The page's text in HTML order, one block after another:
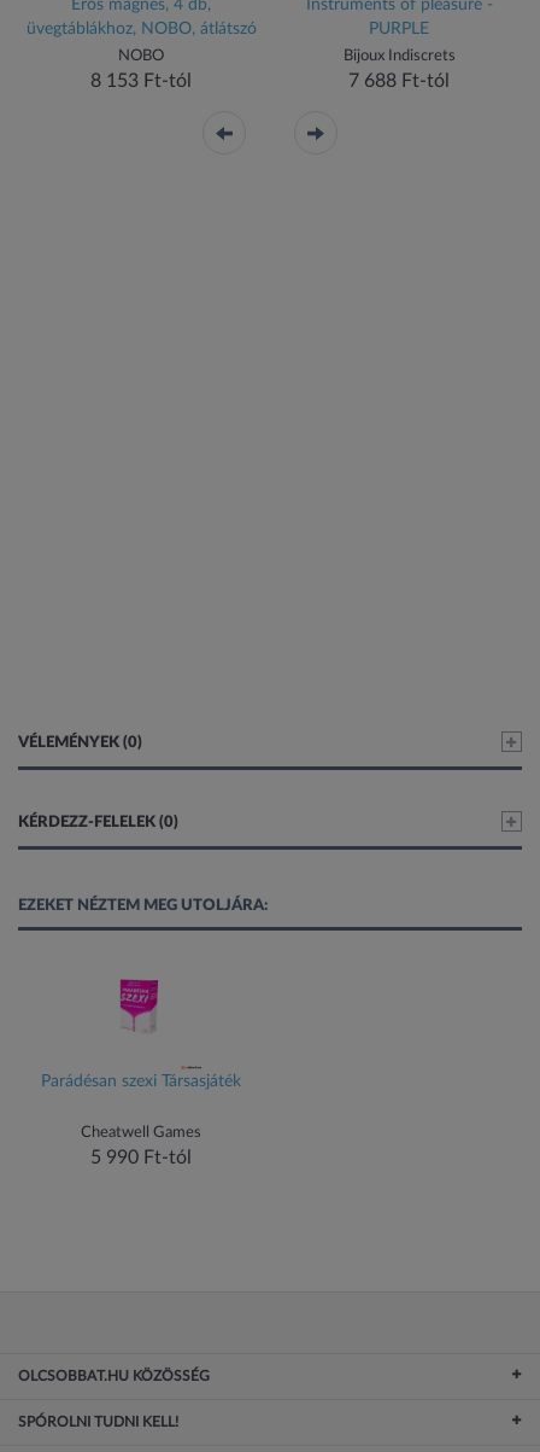
Erős mágnes, 4 db,
üvegtáblákhoz, NOBO, átlátszó
NOBO
8 153 Ft-tól
Instruments of pleasure -
PURPLE
Bijoux Indiscrets
7 688 Ft-tól
VÉLEMÉNYEK (0)
KÉRDEZZ-FELELEK (0)
EZEKET NÉZTEM MEG UTOLJÁRA:
Parádésan szexi Társasjáték
Cheatwell Games
5 990 Ft-tól
OLCSOBBAT.HU KÖZÖSSÉG
SPÓROLNI TUDNI KELL!